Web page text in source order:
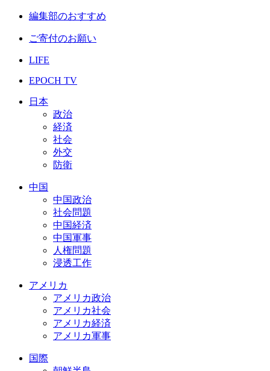
編集部のおすすめ
ご寄付のお願い
LIFE
EPOCH TV
日本
政治
経済
社会
外交
防衛
中国
中国政治
社会問題
中国経済
中国軍事
人権問題
浸透工作
アメリカ
アメリカ政治
アメリカ社会
アメリカ経済
アメリカ軍事
国際